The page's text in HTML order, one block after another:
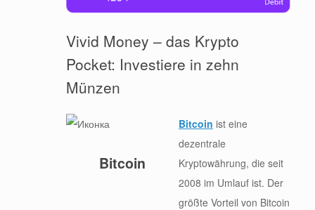
Vivid Money – das Krypto
Pocket: Investiere in zehn
Münzen
Bitcoin
Bitcoin ist eine
dezentrale
Kryptowährung, die seit
2008 im Umlauf ist. Der
größte Vorteil von Bitcoin